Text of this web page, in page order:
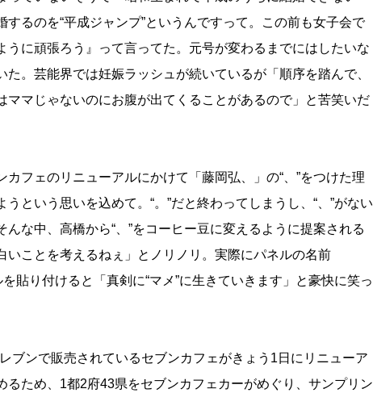
するのを“平成ジャンプ”というんですって。この前も女子会で
うに頑張ろう』って言ってた。元号が変わるまでにはしたいな
た。芸能界では妊娠ラッシュが続いているが「順序を踏んで、
ママじゃないのにお腹が出てくることがあるので」と苦笑いだ
フェのリニューアルにかけて「藤岡弘、」の“、”をつけた理
という思いを込めて。“。”だと終わってしまうし、“、”がない
んな中、高橋から“、”をコーヒー豆に変えるように提案される
いことを考えるねぇ」とノリノリ。実際にパネルの名前
貼り付けると「真剣に“マメ”に生きていきます」と豪快に笑っ
ブンで販売されているセブンカフェがきょう1日にリニューア
るため、1都2府43県をセブンカフェカーがめぐり、サンプリン